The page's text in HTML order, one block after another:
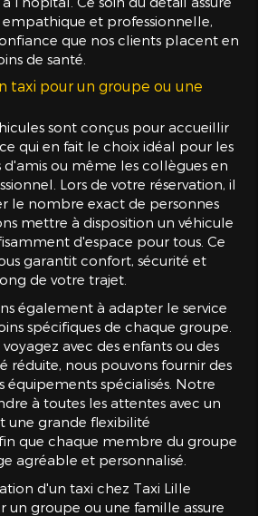
et professionnelle,
que nos clients placent en
de santé.
taxi pour un groupe ou une
sont conçus pour accueillir
qui en fait le choix idéal pour les
d'amis ou même les collègues en
Lors de votre réservation, il
le nombre exact de personnes
mettre à disposition un véhicule
d'espace pour tous. Ce
garantit confort, sécurité et
de votre trajet.
également à adapter le service
spécifiques de chaque groupe.
avec des enfants ou des
réduite, nous pouvons fournir des
équipements spécialisés. Notre
à toutes les attentes avec un
une grande flexibilité
que chaque membre du groupe
agréable et personnalisé.
d'un taxi chez Taxi Lille
un groupe ou une famille assure